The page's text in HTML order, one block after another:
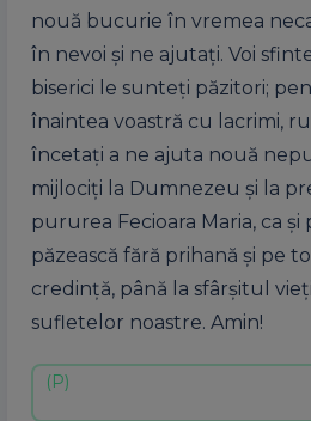
nouă bucurie în vremea
în nevoi și ne ajutați. Voi
biserici le sunteți păzitori;
înaintea voastră cu lacrimi,
încetați a ne ajuta nouă
mijlociți la Dumnezeu și la
pururea Fecioara Maria, ca și
păzească fără prihană și pe
credință, până la sfârșitul
sufletelor noastre. Amin!